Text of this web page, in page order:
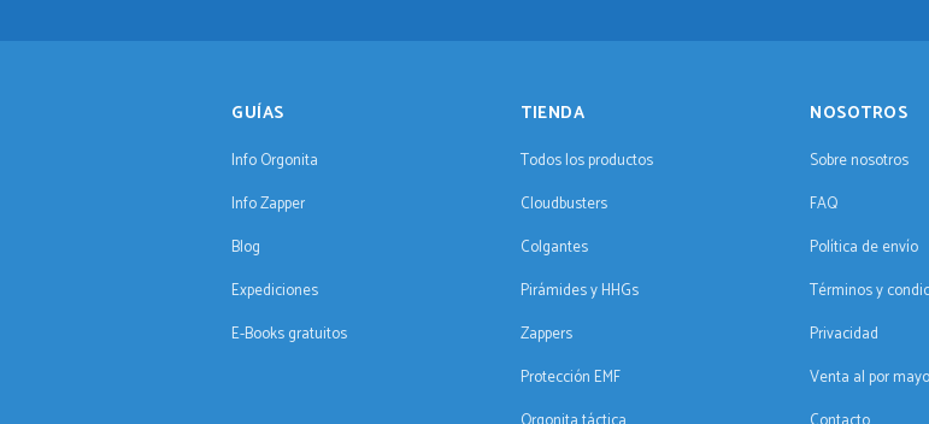
GUÍAS
Info Orgonita
Info Zapper
Blog
Expediciones
E-Books gratuitos
TIENDA
Todos los productos
Cloudbusters
Colgantes
Pirámides y HHGs
Zappers
Protección EMF
NOSOTROS
Sobre nosotros
FAQ
Política de envío
Términos y
Privacidad
Venta al por